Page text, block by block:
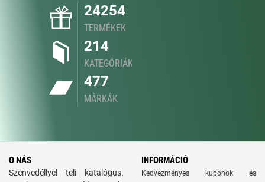
24254
TERMÉKEK
214
KATEGÓRIÁK
477
MÁRKÁK
O NÁS
Szenvedéllyel teli katalógus.
INFORMÁCIÓ
Kedvezményes kuponok és